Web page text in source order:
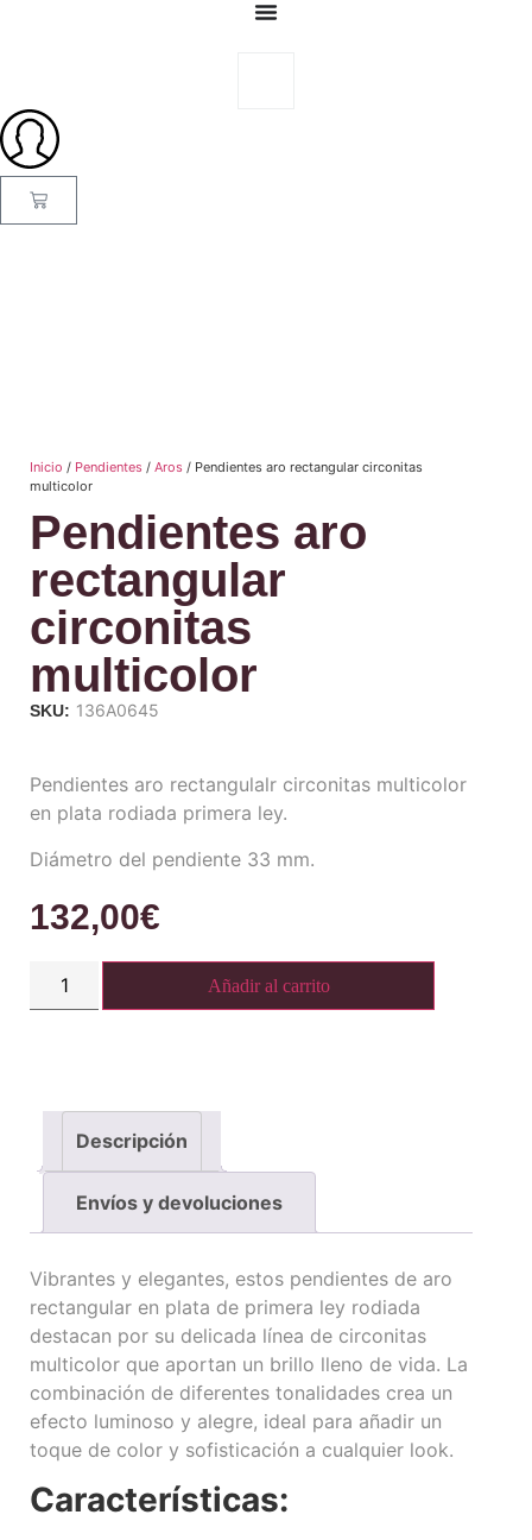
Inicio / Pendientes / Aros / Pendientes aro rectangular circonitas
multicolor
Pendientes aro
rectangular
circonitas
multicolor
SKU: 136A0645
Pendientes aro rectangulalr circonitas multicolor
en plata rodiada primera ley.
Diámetro del pendiente 33 mm.
132,00€
Añadir al carrito
Descripción
Envíos y devoluciones
Vibrantes y elegantes, estos pendientes de aro
rectangular en plata de primera ley rodiada
destacan por su delicada línea de circonitas
multicolor que aportan un brillo lleno de vida. La
combinación de diferentes tonalidades crea un
efecto luminoso y alegre, ideal para añadir un
toque de color y sofisticación a cualquier look.
Características: